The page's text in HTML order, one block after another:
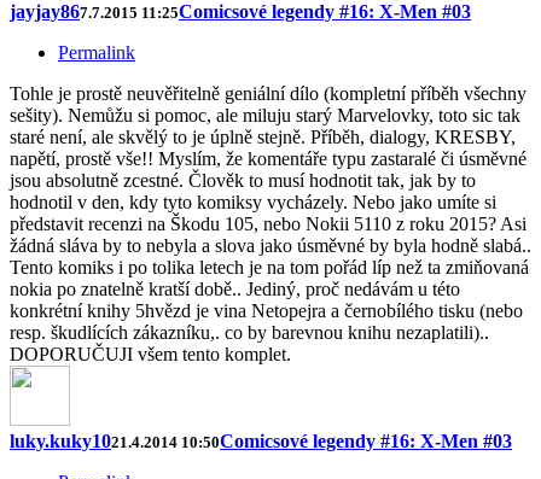
jayjay867.7.2015 11:25Comicsové legendy #16: X-Men #03
Permalink
Tohle je prostě neuvěřitelně geniální dílo (kompletní příběh všechny
sešity). Nemůžu si pomoc, ale miluju starý Marvelovky, toto sic tak
staré není, ale skvělý to je úplně stejně. Příběh, dialogy, KRESBY,
napětí, prostě vše!! Myslím, že komentáře typu zastaralé či úsměvné
jsou absolutně zcestné. Člověk to musí hodnotit tak, jak by to
hodnotil v den, kdy tyto komiksy vycházely. Nebo jako umíte si
představit recenzi na Škodu 105, nebo Nokii 5110 z roku 2015? Asi
žádná sláva by to nebyla a slova jako úsměvné by byla hodně slabá..
Tento komiks i po tolika letech je na tom pořád líp než ta zmiňovaná
nokia po znatelně kratší době.. Jediný, proč nedávám u této
konkrétní knihy 5hvězd je vina Netopejra a černobílého tisku (nebo
resp. škudlících zákazníku,. co by barevnou knihu nezaplatili)..
DOPORUČUJI všem tento komplet.
luky.kuky1021.4.2014 10:50Comicsové legendy #16: X-Men #03